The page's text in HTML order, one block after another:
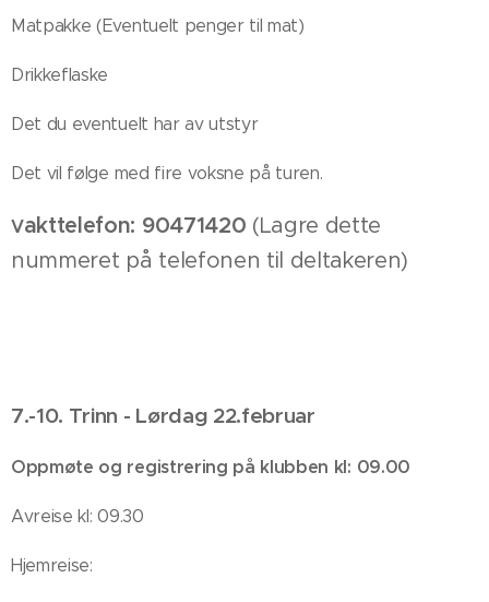
Matpakke (Eventuelt penger til mat)
Drikkeflaske
Det du eventuelt har av utstyr
Det vil følge med fire voksne på turen.
Vakttelefon: 90471420 (Lagre dette
nummeret på telefonen til deltakeren)
7.-10. Trinn - Lørdag 22.februar
Oppmøte og registrering på klubben kl: 09.00
Avreise kl: 09.30
Hjemreise: